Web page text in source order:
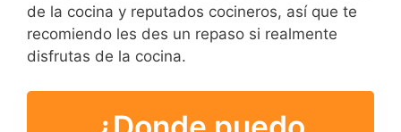
de la cocina y reputados cocineros, así que te
recomiendo les des un repaso si realmente
disfrutas de la cocina.